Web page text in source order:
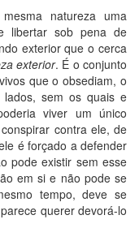
natureza uma
libertar sob pena de
exterior que o cerca
exterior. É o conjunto
que o obsediam, o
lados, sem os quais e
viver um único
contra ele, de
é forçado a defender
pode existir sem esse
em si e não pode se
tempo, deve se
querer devorá-lo